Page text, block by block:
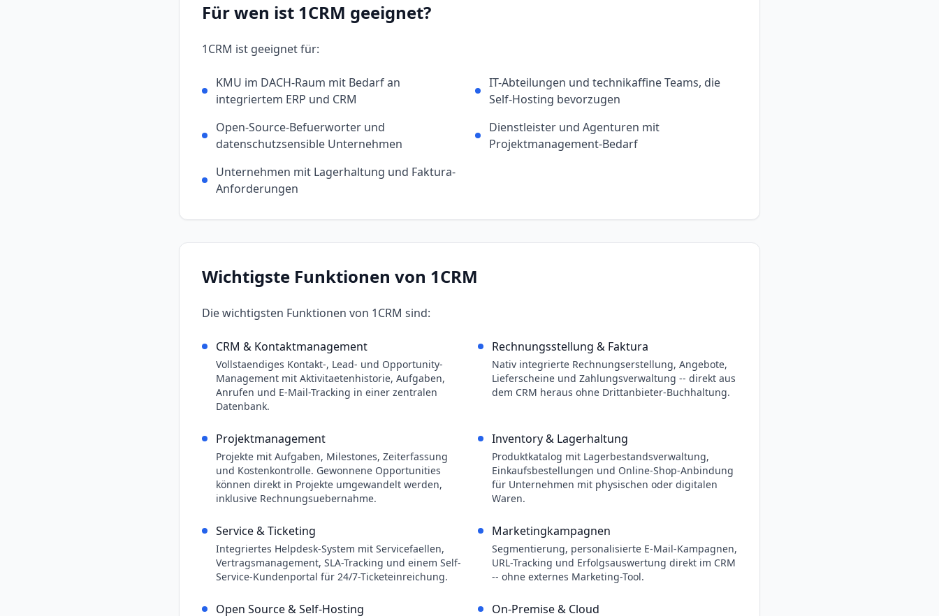
Für wen ist 1CRM geeignet?
1CRM ist geeignet für:
KMU im DACH-Raum mit Bedarf an
integriertem ERP und CRM
IT-Abteilungen und technikaffine Teams, die
Self-Hosting bevorzugen
Open-Source-Befuerworter und
datenschutzsensible Unternehmen
Dienstleister und Agenturen mit
Projektmanagement-Bedarf
Unternehmen mit Lagerhaltung und Faktura-
Anforderungen
Wichtigste Funktionen von 1CRM
Die wichtigsten Funktionen von 1CRM sind:
CRM & Kontaktmanagement
Vollstaendiges Kontakt-, Lead- und Opportunity-
Management mit Aktivitaetenhistorie, Aufgaben,
Anrufen und E-Mail-Tracking in einer zentralen
Datenbank.
Rechnungsstellung & Faktura
Nativ integrierte Rechnungserstellung, Angebote,
Lieferscheine und Zahlungsverwaltung -- direkt aus
dem CRM heraus ohne Drittanbieter-Buchhaltung.
Projektmanagement
Projekte mit Aufgaben, Milestones, Zeiterfassung
und Kostenkontrolle. Gewonnene Opportunities
können direkt in Projekte umgewandelt werden,
inklusive Rechnungsuebernahme.
Inventory & Lagerhaltung
Produktkatalog mit Lagerbestandsverwaltung,
Einkaufsbestellungen und Online-Shop-Anbindung
für Unternehmen mit physischen oder digitalen
Waren.
Service & Ticketing
Integriertes Helpdesk-System mit Servicefaellen,
Vertragsmanagement, SLA-Tracking und einem Self-
Service-Kundenportal für 24/7-Ticketeinreichung.
Marketingkampagnen
Segmentierung, personalisierte E-Mail-Kampagnen,
URL-Tracking und Erfolgsauswertung direkt im CRM
-- ohne externes Marketing-Tool.
Open Source & Self-Hosting On-Premise & Cloud